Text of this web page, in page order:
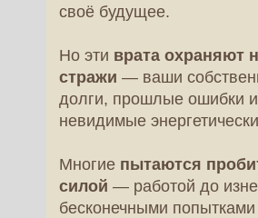
своё будущее.
Но эти врата охраняют
стражи — ваши
долги, прошлые ошибки и
невидимые
Многие пытаются
силой — работой до
бесконечными попытками